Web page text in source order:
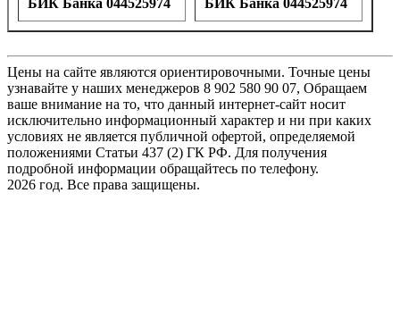
БИК Банка 044525974
БИК Банка 044525974
Цены на сайте являются ориентировочными. Точные цены
узнавайте у наших менеджеров 8 902 580 90 07, Обращаем
ваше внимание на то, что данный интернет-сайт носит
исключительно информационный характер и ни при каких
условиях не является публичной офертой, определяемой
положениями Статьи 437 (2) ГК РФ. Для получения
подробной информации обращайтесь по телефону.
2026 год. Все права защищены.